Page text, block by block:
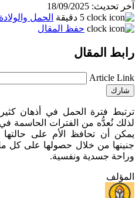
آخر تحديث: 18/09/2025
5 دقيقة
الحمل والولادة
حفظ المقال
رابط المقال
Article Link
شارك
ترتبط فترة الحمل في أذهان كثير
لذلك نُعدُّه من الفترات الحاسمة
يمكن أن تحافظ الأم على
جنينها من خلال حصولها على كل
وراحة جسدية ونفسية.
المؤلف